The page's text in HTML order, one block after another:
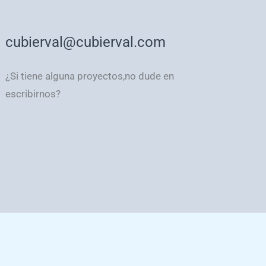
cubierval@cubierval.com
¿Si tiene alguna proyectos,no dude en
escribirnos?